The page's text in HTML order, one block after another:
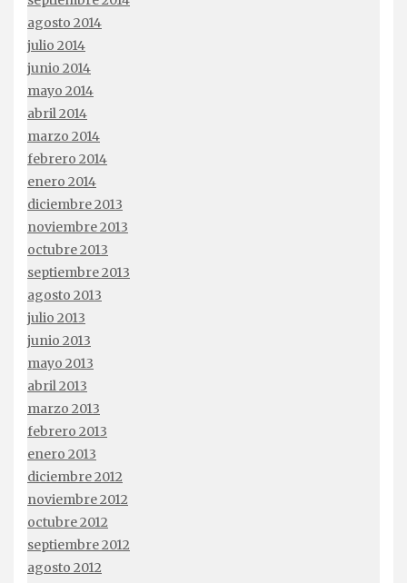
agosto 2014
julio 2014
junio 2014
mayo 2014
abril 2014
marzo 2014
febrero 2014
enero 2014
diciembre 2013
noviembre 2013
octubre 2013
septiembre 2013
agosto 2013
julio 2013
junio 2013
mayo 2013
abril 2013
marzo 2013
febrero 2013
enero 2013
diciembre 2012
noviembre 2012
octubre 2012
septiembre 2012
agosto 2012